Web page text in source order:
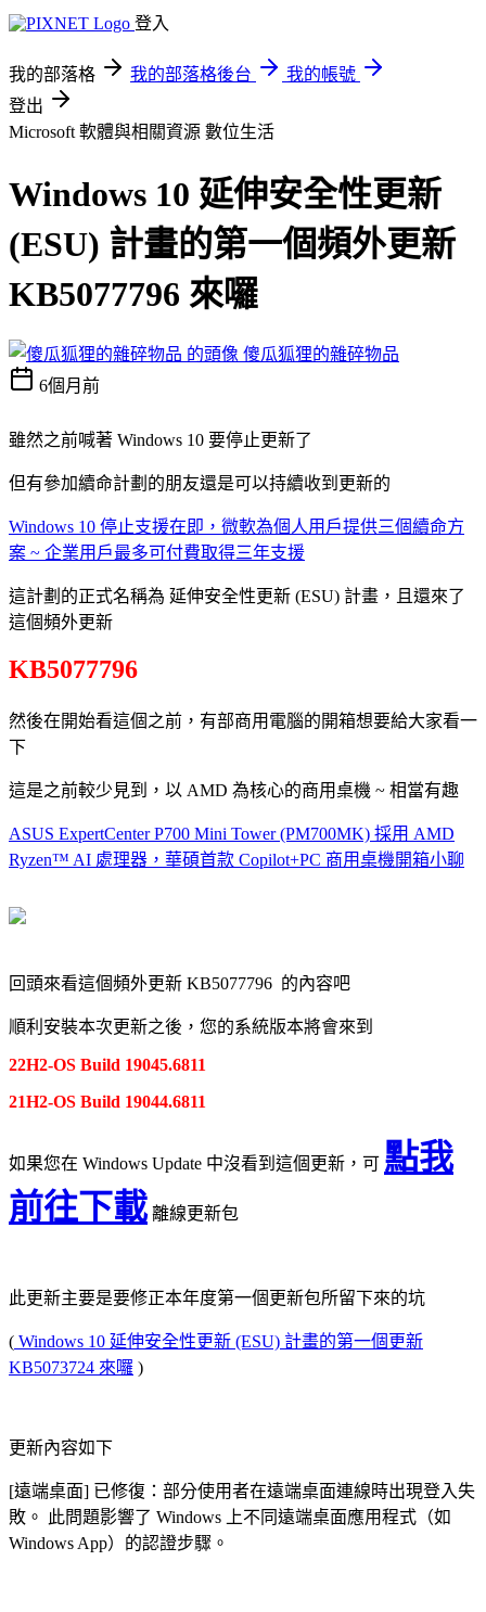
登入
我的部落格 我的部落格後台
我的帳號
登出
Microsoft 軟體與相關資源 數位生活
Windows 10 延伸安全性更新
(ESU) 計畫的第一個頻外更新
KB5077796 來囉
傻瓜狐狸的雜碎物品
6個月前
雖然之前喊著 Windows 10 要停止更新了
但有參加續命計劃的朋友還是可以持續收到更新的
Windows 10 停止支援在即，微軟為個人用戶提供三個續命方
案 ~ 企業用戶最多可付費取得三年支援
這計劃的正式名稱為 延伸安全性更新 (ESU) 計畫，且還來了
這個頻外更新
KB5077796
然後在開始看這個之前，有部商用電腦的開箱想要給大家看一
下
這是之前較少見到，以 AMD 為核心的商用桌機 ~ 相當有趣
ASUS ExpertCenter P700 Mini Tower (PM700MK) 採用 AMD
Ryzen™ AI 處理器，華碩首款 Copilot+PC 商用桌機開箱小聊
回頭來看這個頻外更新 KB5077796 的內容吧
順利安裝本次更新之後，您的系統版本將會來到
22H2-OS Build 19045.6811
21H2-OS Build 19044.6811
如果您在 Windows Update 中沒看到這個更新，可 點我
前往下載 離線更新包
此更新主要是要修正本年度第一個更新包所留下來的坑
( Windows 10 延伸安全性更新 (ESU) 計畫的第一個更新
KB5073724 來囉 )
更新內容如下
[遠端桌面] 已修復：部分使用者在遠端桌面連線時出現登入失
敗。 此問題影響了 Windows 上不同遠端桌面應用程式（如
Windows App）的認證步驟。